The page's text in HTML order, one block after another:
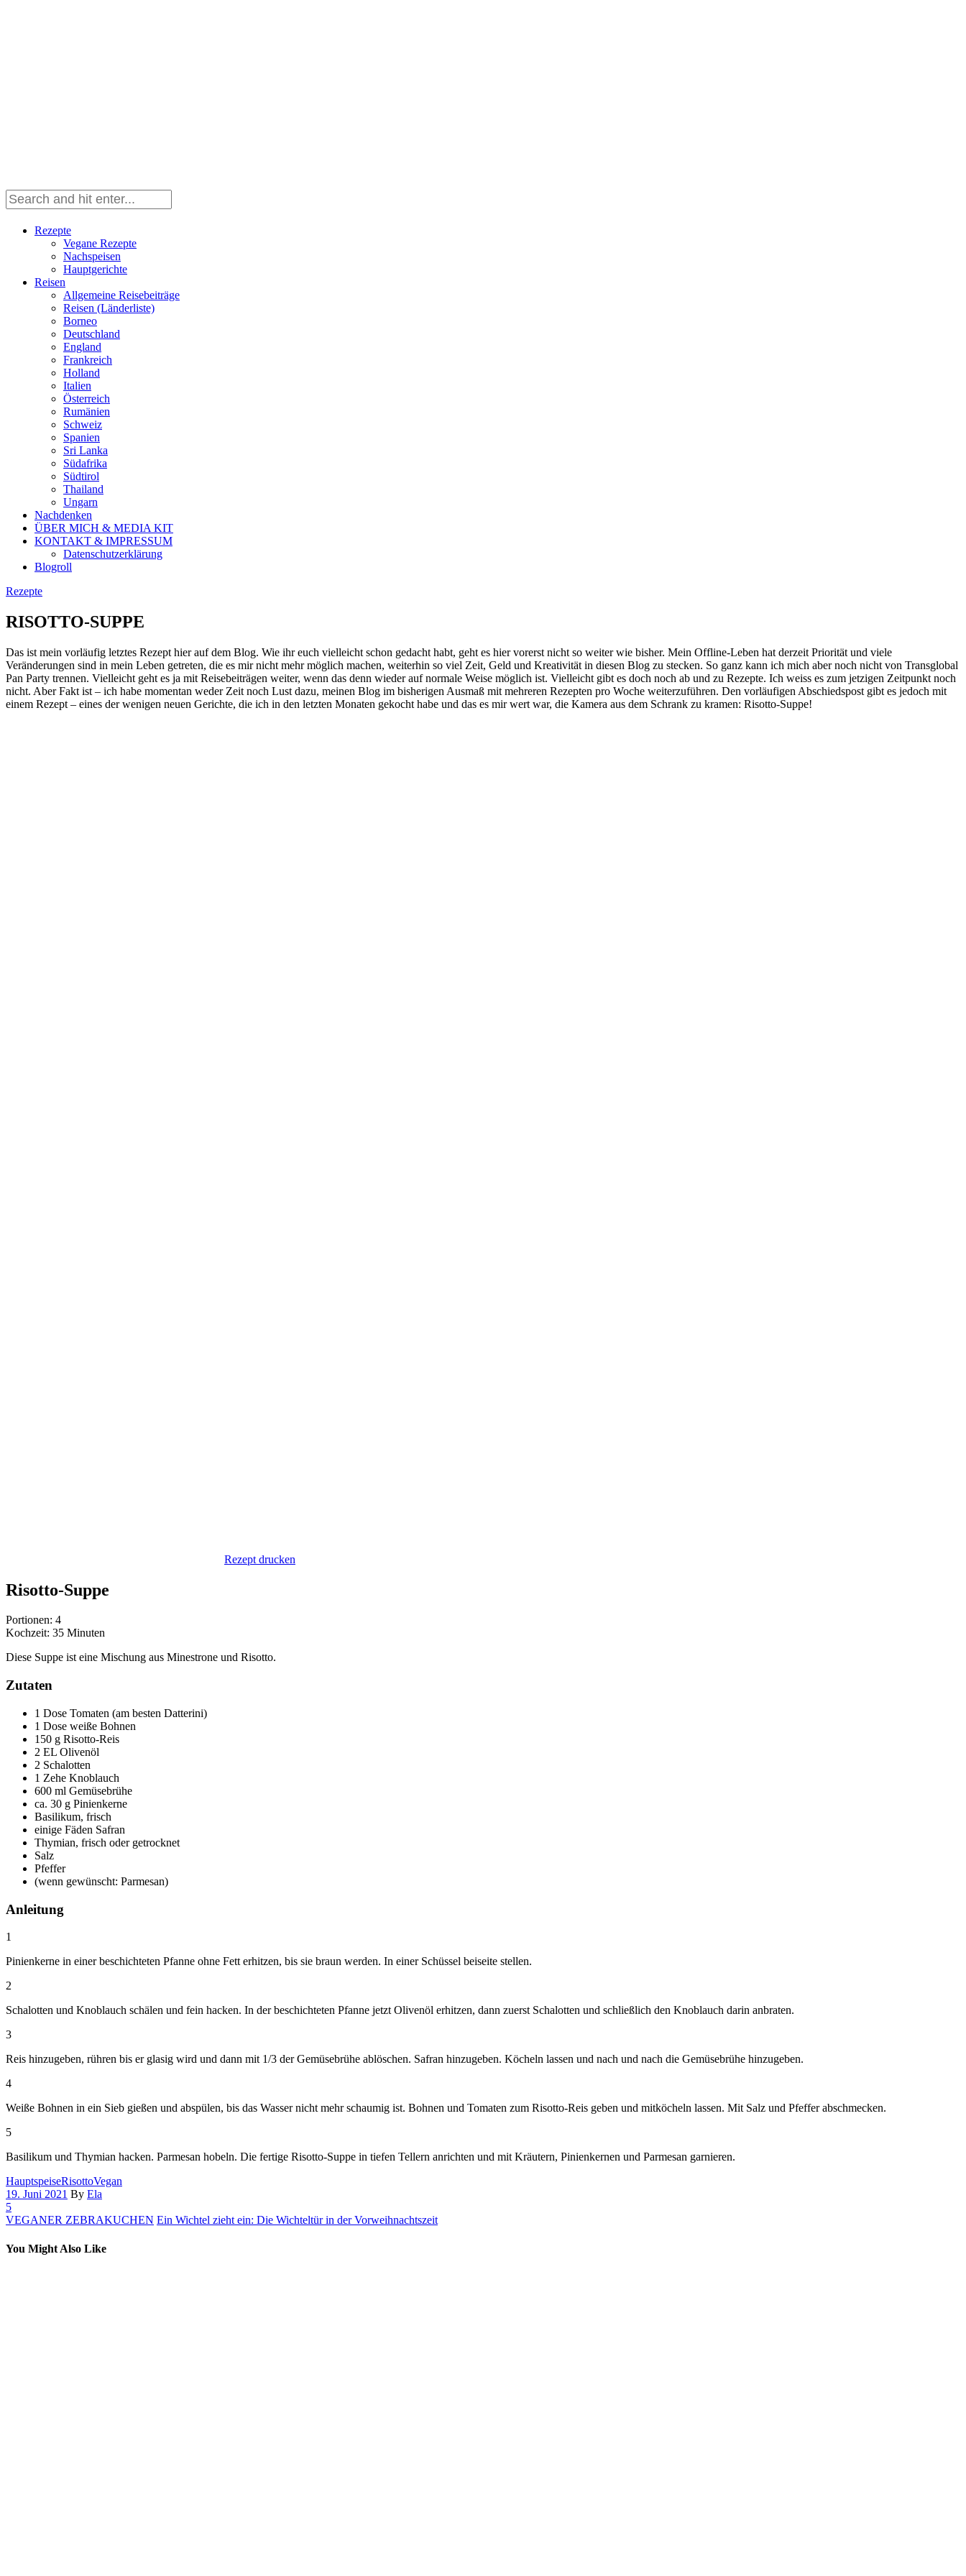
Rezepte
Vegane Rezepte
Nachspeisen
Hauptgerichte
Reisen
Allgemeine Reisebeiträge
Reisen (Länderliste)
Borneo
Deutschland
England
Frankreich
Holland
Italien
Österreich
Rumänien
Schweiz
Spanien
Sri Lanka
Südafrika
Südtirol
Thailand
Ungarn
Nachdenken
ÜBER MICH & MEDIA KIT
KONTAKT & IMPRESSUM
Datenschutzerklärung
Blogroll
Rezepte
RISOTTO-SUPPE
Das ist mein vorläufig letztes Rezept hier auf dem Blog. Wie ihr euch vielleicht schon gedacht habt, geht es hier vorerst nicht so weiter wie bisher. Mein Offline-Leben hat derzeit Priorität und viele
Veränderungen sind in mein Leben getreten, die es mir nicht mehr möglich machen, weiterhin so viel Zeit, Geld und Kreativität in diesen Blog zu stecken. So ganz kann ich mich aber noch nicht von Transglobal
Pan Party trennen. Vielleicht geht es ja mit Reisebeiträgen weiter, wenn das denn wieder auf normale Weise möglich ist. Vielleicht gibt es doch noch ab und zu Rezepte. Ich weiss es zum jetzigen Zeitpunkt noch
nicht. Aber Fakt ist – ich habe momentan weder Zeit noch Lust dazu, meinen Blog im bisherigen Ausmaß mit mehreren Rezepten pro Woche weiterzuführen. Den vorläufigen Abschiedspost gibt es jedoch mit
einem Rezept – eines der wenigen neuen Gerichte, die ich in den letzten Monaten gekocht habe und das es mir wert war, die Kamera aus dem Schrank zu kramen: Risotto-Suppe!
Rezept drucken
Risotto-Suppe
Portionen: 4
Kochzeit: 35 Minuten
Diese Suppe ist eine Mischung aus Minestrone und Risotto.
Zutaten
1 Dose Tomaten (am besten Datterini)
1 Dose weiße Bohnen
150 g Risotto-Reis
2 EL Olivenöl
2 Schalotten
1 Zehe Knoblauch
600 ml Gemüsebrühe
ca. 30 g Pinienkerne
Basilikum, frisch
einige Fäden Safran
Thymian, frisch oder getrocknet
Salz
Pfeffer
(wenn gewünscht: Parmesan)
Anleitung
1
Pinienkerne in einer beschichteten Pfanne ohne Fett erhitzen, bis sie braun werden. In einer Schüssel beiseite stellen.
2
Schalotten und Knoblauch schälen und fein hacken. In der beschichteten Pfanne jetzt Olivenöl erhitzen, dann zuerst Schalotten und schließlich den Knoblauch darin anbraten.
3
Reis hinzugeben, rühren bis er glasig wird und dann mit 1/3 der Gemüsebrühe ablöschen. Safran hinzugeben. Köcheln lassen und nach und nach die Gemüsebrühe hinzugeben.
4
Weiße Bohnen in ein Sieb gießen und abspülen, bis das Wasser nicht mehr schaumig ist. Bohnen und Tomaten zum Risotto-Reis geben und mitköcheln lassen. Mit Salz und Pfeffer abschmecken.
5
Basilikum und Thymian hacken. Parmesan hobeln. Die fertige Risotto-Suppe in tiefen Tellern anrichten und mit Kräutern, Pinienkernen und Parmesan garnieren.
HauptspeiseRisottoVegan
19. Juni 2021 By Ela
5
VEGANER ZEBRAKUCHEN Ein Wichtel zieht ein: Die Wichteltür in der Vorweihnachtszeit
You Might Also Like